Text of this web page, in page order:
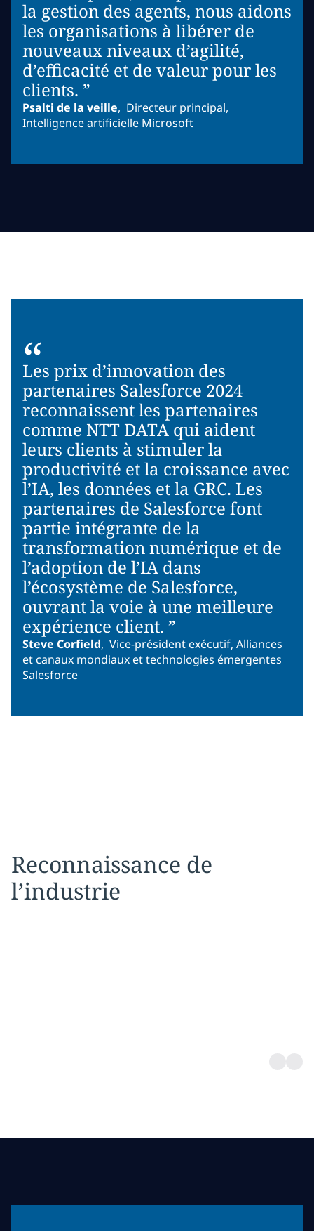
la gestion des agents, nous aidons
les organisations à libérer de
nouveaux niveaux d’agilité,
d’efficacité et de valeur pour les
clients. ”
Psalti de la veille, Directeur principal,
Intelligence artificielle Microsoft
“
Les prix d’innovation des
partenaires Salesforce 2024
reconnaissent les partenaires
comme NTT DATA qui aident
leurs clients à stimuler la
productivité et la croissance avec
l’IA, les données et la GRC. Les
partenaires de Salesforce font
partie intégrante de la
transformation numérique et de
l’adoption de l’IA dans
l’écosystème de Salesforce,
ouvrant la voie à une meilleure
expérience client. ”
Steve Corfield, Vice-président exécutif, Alliances
et canaux mondiaux et technologies émergentes
Salesforce
Reconnaissance de
l’industrie